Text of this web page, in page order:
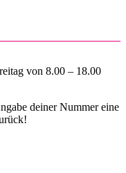
von 8.00 – 18.00
deiner Nummer eine